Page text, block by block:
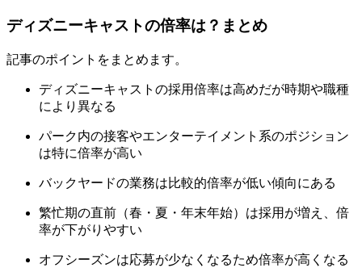
ディズニーキャストの倍率は？まとめ
記事のポイントをまとめます。
ディズニーキャストの採用倍率は高めだが時期や職種
により異なる
パーク内の接客やエンターテイメント系のポジション
は特に倍率が高い
バックヤードの業務は比較的倍率が低い傾向にある
繁忙期の直前（春・夏・年末年始）は採用が増え、倍
率が下がりやすい
オフシーズンは応募が少なくなるため倍率が高くなる